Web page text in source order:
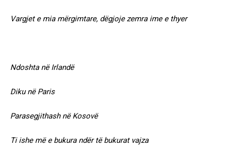
Vargjet e mia mërgimtare, dëgjoje zemra ime e thyer
Ndoshta në Irlandë
Diku në Paris
Parasegjithash në Kosovë
Ti ishe më e bukura ndër të bukurat vajza